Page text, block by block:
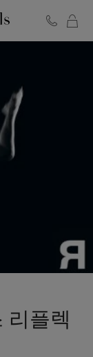
리플렉